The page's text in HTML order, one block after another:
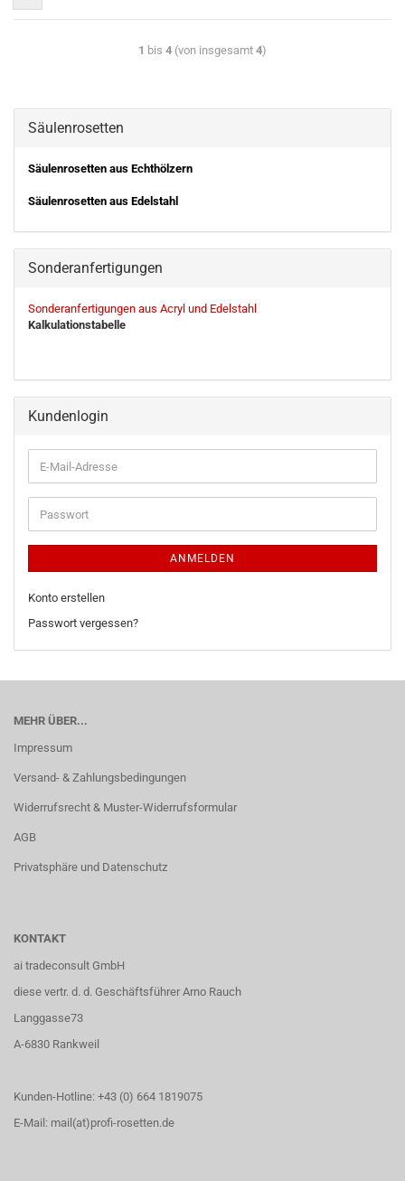
1 bis 4 (von insgesamt 4)
Säulenrosetten
Säulenrosetten aus Echthölzern
Säulenrosetten aus Edelstahl
Sonderanfertigungen
Sonderanfertigungen aus Acryl und Edelstahl
Kalkulationstabelle
Kundenlogin
ANMELDEN
Konto erstellen
Passwort vergessen?
MEHR ÜBER...
Impressum
Versand- & Zahlungsbedingungen
Widerrufsrecht & Muster-Widerrufsformular
AGB
Privatsphäre und Datenschutz
KONTAKT
ai tradeconsult GmbH
diese vertr. d. d. Geschäftsführer Arno Rauch
Langgasse73
A-6830 Rankweil
Kunden-Hotline: +43 (0) 664 1819075
E-Mail: mail(at)profi-rosetten.de